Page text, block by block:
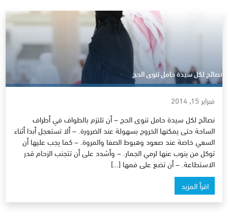
نصائح لكل سيدة حامل تنوى الحج
فبراير 15, 2014
نصائح لكل سيدة حامل تنوى الحج – أن تلتزم بالطواف في أطراف
الساحة حتى يمكنها الخروج بسهولة عند الضرورة. – ألا تستعجل أبدا أثناء
السعي خاصة عند صعود وهبوط الصفا والمروة. – كما يجب عليها أن
توكل من ينوب عنها لرمي الجمار. – وأشدد على أن تتجنب الزحام قدر
الاستطاعة. – أن تضع على فمها […]
اقرأ المزيد